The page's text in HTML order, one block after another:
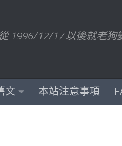
1996/12/17 以後就老狗
文 本站注意事項